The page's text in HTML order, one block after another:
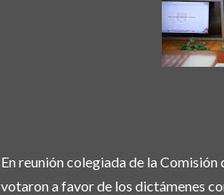
En reunión colegiada de la
votaron a favor de los dictámenes